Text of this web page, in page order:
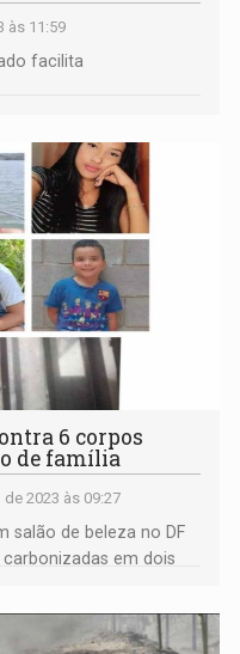
às 11:59
facilita
6 corpos
de família
2023 às 09:27
salão de beleza no DF
em dois